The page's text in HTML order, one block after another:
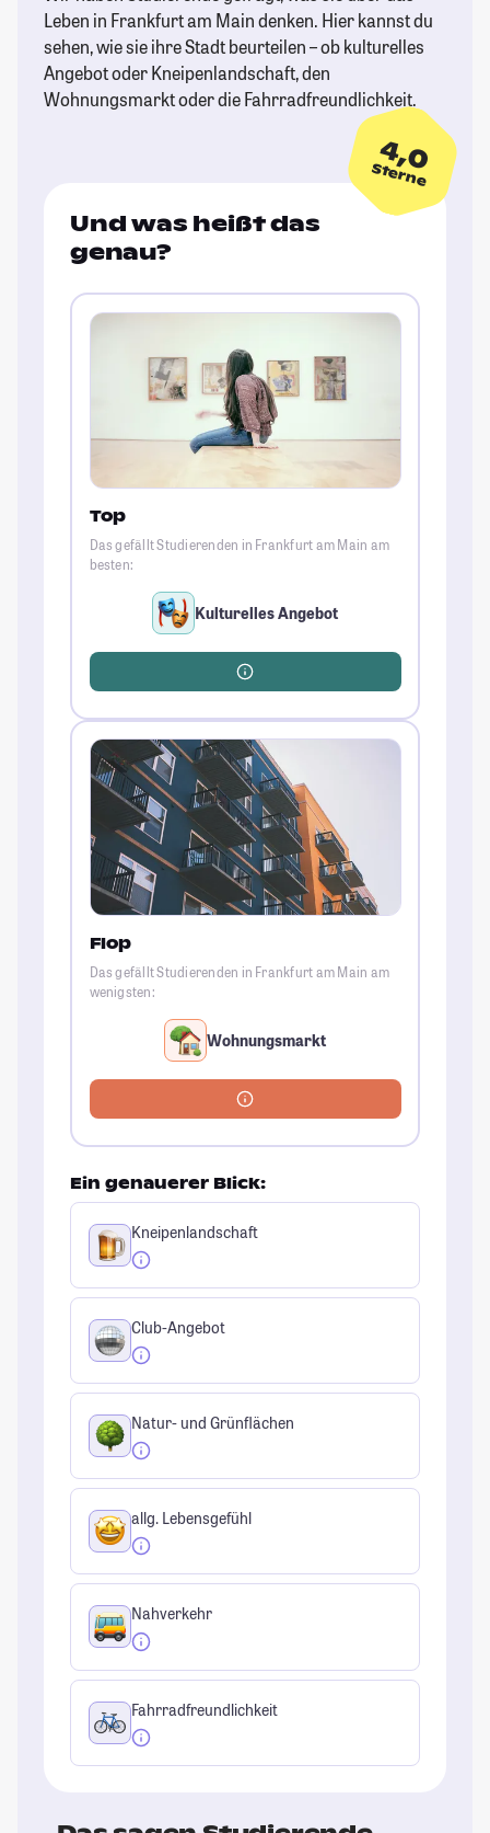
Leben in Frankfurt am Main denken. Hier kannst du
sehen, wie sie ihre Stadt beurteilen – ob kulturelles
Angebot oder Kneipenlandschaft, den
Wohnungsmarkt oder die Fahrradfreundlichkeit.
4,0
Sterne
Und was heißt das
genau?
Top
Das gefällt Studierenden in Frankfurt am Main am
besten:
Kulturelles Angebot
Flop
Das gefällt Studierenden in Frankfurt am Main am
wenigsten:
Wohnungsmarkt
Ein genauerer Blick:
Kneipenlandschaft
Club-Angebot
Natur- und Grünflächen
allg. Lebensgefühl
Nahverkehr
Fahrradfreundlichkeit